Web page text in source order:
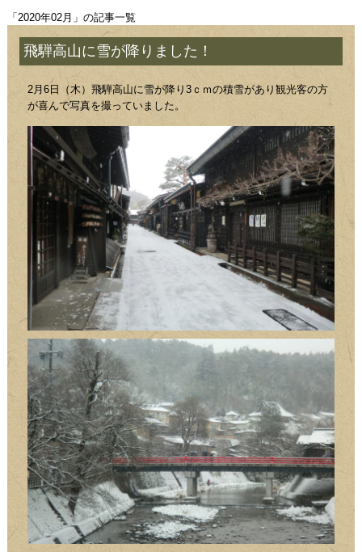
「2020年02月」の記事一覧
飛騨高山に雪が降りました！
2月6日（木）飛騨高山に雪が降り3ｃｍの積雪があり観光客の方
が喜んで写真を撮っていました。